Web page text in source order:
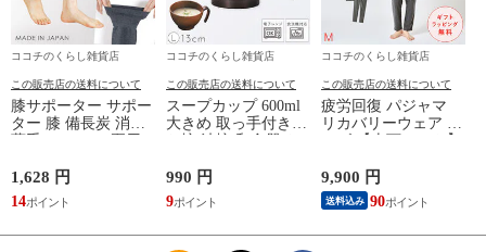
ココチのくらし雑貨店
この販売店の送料について
膝サポーター サポー
ター 膝 備長炭 消臭
止 グッズ 夏 備長炭
メッシュサポーター
1,628 円
14
ココチのくらし雑貨店
この販売店の送料について
スープカップ 600ml
大きめ 取っ手付き
対応 レンジ 割れな
い 軽い 木目 Natule
レンジ手付木目椀 L
990 円
9
ココチのくらし雑貨店
この販売店の送料について
疲労回復 パジャマ
リカバリーウェア メ
れが取れる パジャマ
血行促進 肩こり 腰
痛対策 疲れ 軽減 ル
9,900 円
送料込み 90